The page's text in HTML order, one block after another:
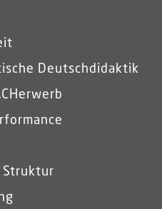
Deutschdidaktik
Struktur